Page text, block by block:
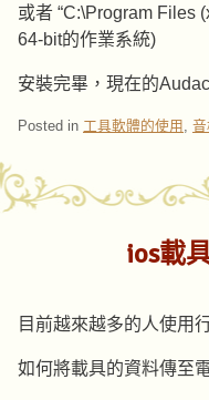
或者 “C:\Program Files
64-bit的作業系統)
安裝完畢，現在的
Posted in 工具軟體的使用 , 音
ios載
目前越來越多的人使用
如何將載具的資料傳至